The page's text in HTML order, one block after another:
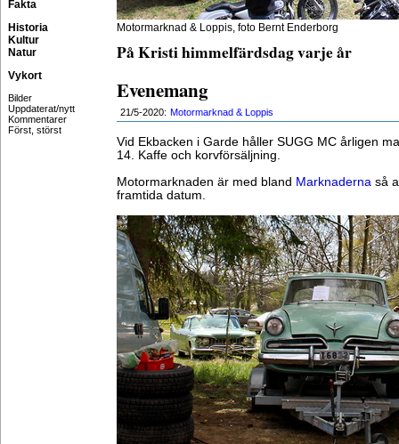
Fakta
Historia
Kultur
Natur
Vykort
Bilder
Uppdaterat/nytt
Kommentarer
Först, störst
Motormarknad & Loppis, foto Bernt Enderborg
På Kristi himmelfärdsdag varje år
Evenemang
21/5-2020: Motormarknad & Loppis
Vid Ekbacken i Garde håller SUGG MC årligen
14. Kaffe och korvförsäljning.
Motormarknaden är med bland Marknaderna så
framtida datum.